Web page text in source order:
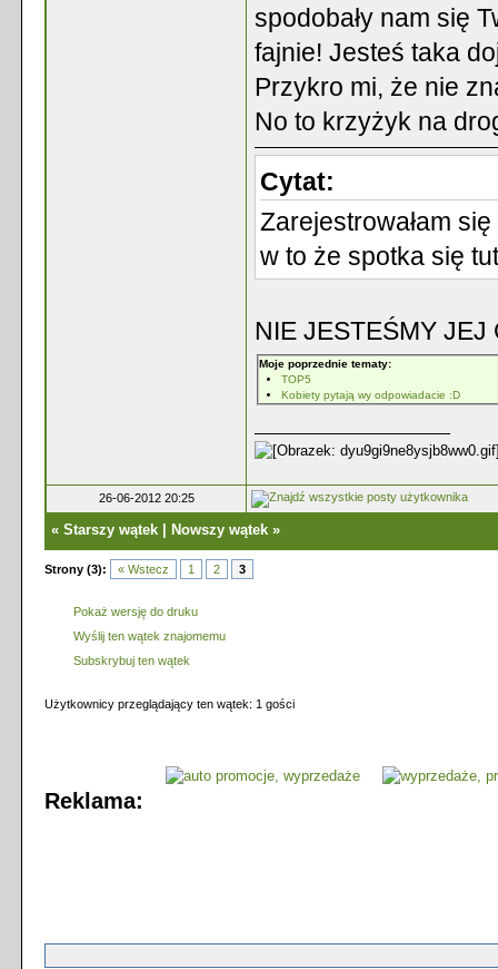
spodobały nam się
fajnie! Jesteś taka
Przykro mi, że nie
No to krzyżyk na
Cytat:
Zarejestrowałam
w to że spotka się
NIE JESTEŚMY JEJ
Moje poprzednie tematy:
TOP5
Kobiety pytają wy odpowiadacie :D
26-06-2012 20:25
« Starszy wątek | Nowszy wątek »
Strony (3): « Wstecz 1 2 3
Pokaż wersję do druku
Wyślij ten wątek znajomemu
Subskrybuj ten wątek
Użytkownicy przeglądający ten wątek: 1 gości
Reklama: